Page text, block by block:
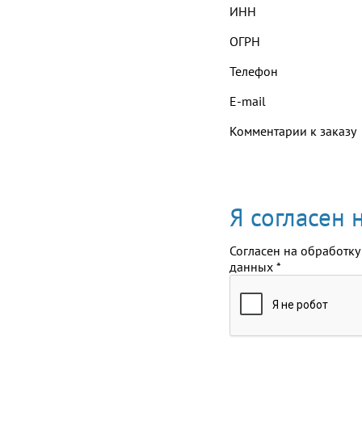
ИНН
ОГРН
Телефон
E-mail
Комментарии к заказу
Я согласен
Согласен на обработку
данных *